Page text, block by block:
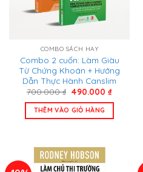
COMBO SÁCH HAY
Combo 2 cuốn: Làm Giàu
Từ Chứng Khoán + Hướng
Dẫn Thực Hành Canslim
700.000₫ Giá
là:
700.000 ₫.
490.000₫Giá
THÊM VÀO GIỎ HÀNG